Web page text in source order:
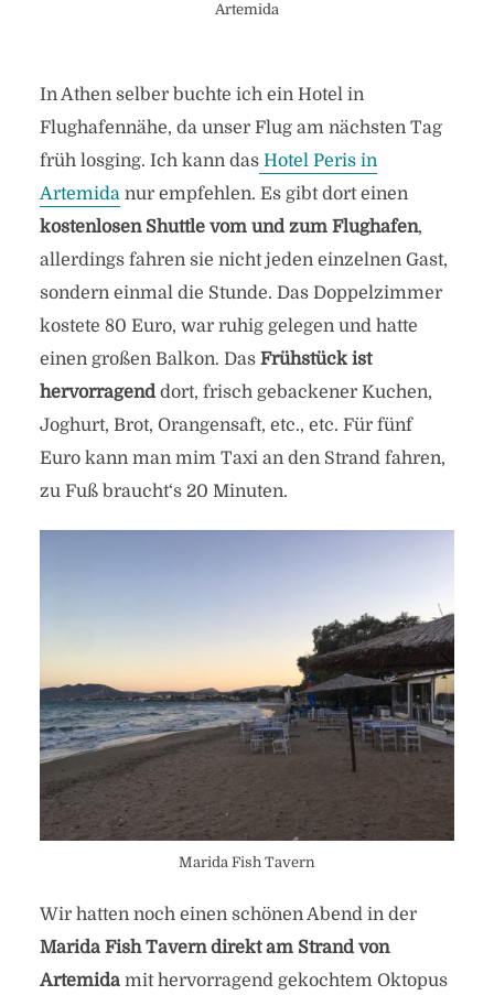
Artemida
In Athen selber buchte ich ein Hotel in
Flughafennähe, da unser Flug am nächsten Tag
früh losging. Ich kann dasHotel Peris in
Artemidanur empfehlen. Es gibt dort einen
kostenlosen Shuttle vom und zum Flughafen,
allerdings fahren sie nicht jeden einzelnen Gast,
sondern einmal die Stunde. Das Doppelzimmer
kostete 80 Euro, war ruhig gelegen und hatte
einen großen Balkon. Das Frühstück ist
hervorragenddort, frisch gebackener Kuchen,
Joghurt, Brot, Orangensaft, etc., etc. Für fünf
Euro kann man mim Taxi an den Strand fahren,
zu Fuß braucht‘s 20 Minuten.
Marida Fish Tavern
Wir hatten noch einen schönen Abend in der
Marida Fish Tavern direkt am Strand von
Artemidamit hervorragend gekochtem Oktopus